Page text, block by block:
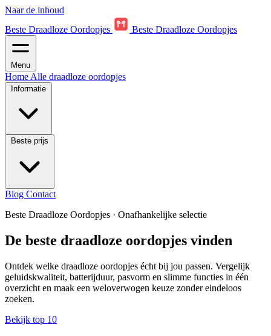
Naar de inhoud
Beste Draadloze Oordopjes
Beste Draadloze Oordopjes
Menu
Home Alle draadloze oordopjes
Informatie
Beste prijs
Blog Contact
Beste Draadloze Oordopjes · Onafhankelijke selectie
De beste draadloze oordopjes vinden
Ontdek welke draadloze oordopjes écht bij jou passen. Vergelijk
geluidskwaliteit, batterijduur, pasvorm en slimme functies in één
overzicht en maak een weloverwogen keuze zonder eindeloos
zoeken.
Bekijk top 10